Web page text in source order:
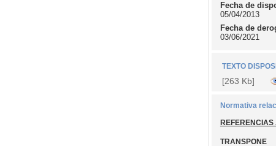
Fecha de
05/04/2013
Fecha de
03/06/2021
TEXTO
[263 Kb]
Normativa
REFERENCIAS
TRANSPONE